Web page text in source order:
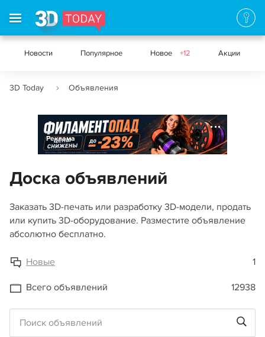
Новости Популярное Новое +12 Акции
3D Today Объявления
Реклама
Доска объявлений
Заказать 3D-печать или разработку 3D-модели, продать
или купить 3D-оборудование. Разместите объявление
абсолютно бесплатно.
Новые 1
Всего объявлений 12938